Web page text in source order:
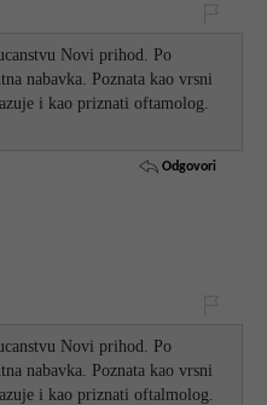
Novi prihod. Po
nabavka. Poznata kao vrsni
i kao priznati oftamolog.
Odgovori
Novi prihod. Po
nabavka. Poznata kao vrsni
i kao priznati oftalmolog.